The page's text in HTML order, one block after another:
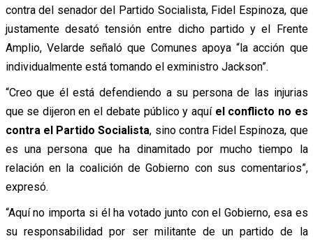
contra del senador del Partido Socialista, Fidel Espinoza, que
justamente desató tensión entre dicho partido y el Frente
Amplio, Velarde señaló que Comunes apoya “la acción que
individualmente está tomando el exministro Jackson”.
“Creo que él está defendiendo a su persona de las injurias
que se dijeron en el debate público y aquíel conflicto no es
contra el Partido Socialista, sino contra Fidel Espinoza, que
es una persona que ha dinamitado por mucho tiempo la
relación en la coalición de Gobierno con sus comentarios”,
expresó.
“Aquí no importa si él ha votado junto con el Gobierno, esa es
su responsabilidad por ser militante de un partido de la